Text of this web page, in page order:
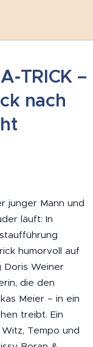
–
nach
junger Mann und
läuft: In
humorvoll auf
Doris Weiner
die den
Meier – in ein
treibt. Ein
Witz, Tempo und